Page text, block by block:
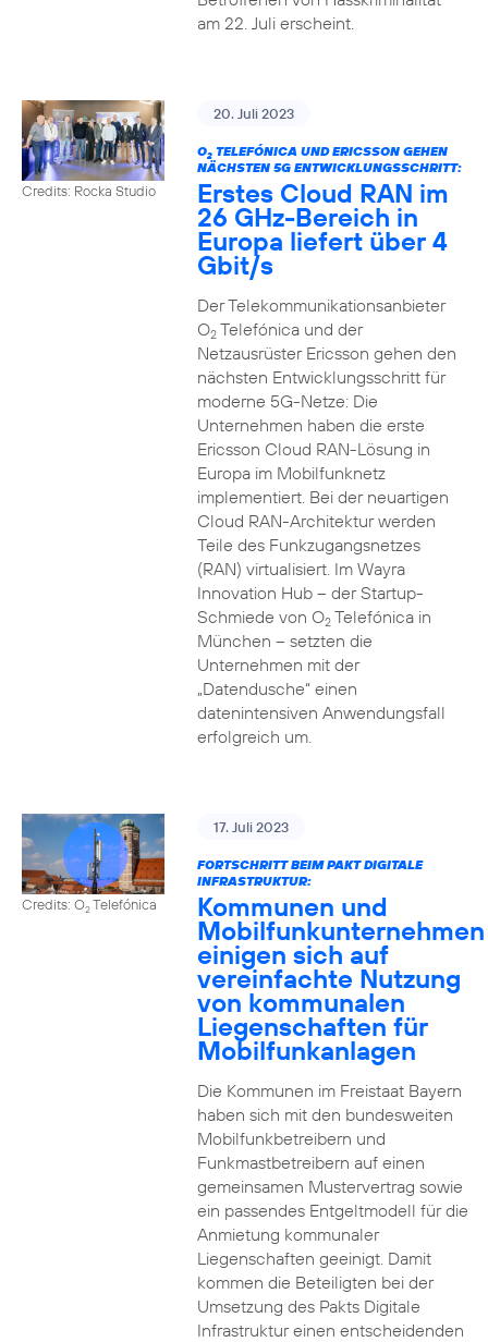
am 22. Juli erscheint.
Credits: Rocka Studio
20. Juli 2023
O2TELEFÓNICA UND ERICSSON GEHEN
NÄCHSTEN 5G ENTWICKLUNGSSCHRITT:
Erstes Cloud RAN im
26 GHz-Bereich in
Europa liefert über 4
Gbit/s
Der Telekommunikationsanbieter
O2Telefónica und der
Netzausrüster Ericsson gehen den
nächsten Entwicklungsschritt für
moderne 5G-Netze: Die
Unternehmen haben die erste
Ericsson Cloud RAN-Lösung in
Europa im Mobilfunknetz
implementiert. Bei der neuartigen
Cloud RAN-Architektur werden
Teile des Funkzugangsnetzes
(RAN) virtualisiert. Im Wayra
Innovation Hub – der Startup-
Schmiede von O2Telefónica in
München – setzten die
Unternehmen mit der
„Datendusche“ einen
datenintensiven Anwendungsfall
erfolgreich um.
Credits: O2Telefónica
17. Juli 2023
FORTSCHRITT BEIM PAKT DIGITALE
INFRASTRUKTUR:
Kommunen und
Mobilfunkunternehmen
einigen sich auf
vereinfachte Nutzung
von kommunalen
Liegenschaften für
Mobilfunkanlagen
Die Kommunen im Freistaat Bayern
haben sich mit den bundesweiten
Mobilfunkbetreibern und
Funkmastbetreibern auf einen
gemeinsamen Mustervertrag sowie
ein passendes Entgeltmodell für die
Anmietung kommunaler
Liegenschaften geeinigt. Damit
kommen die Beteiligten bei der
Umsetzung des Pakts Digitale
Infrastruktur einen entscheidenden